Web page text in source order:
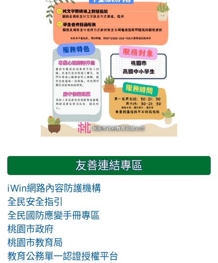
友善連結專區
iWin網路內容防護機構
全民安全指引
全民國防應變手冊專區
桃園市政府
桃園市教育局
教育公務單一認證授權平台